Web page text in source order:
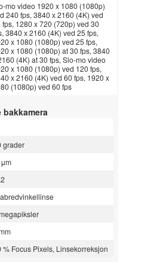
mo video 1920 x 1080 (1080p)
240 fps, 3840 x 2160 (4K) ved
fps, 1280 x 720 (720p) ved 30
3840 x 2160 (4K) ved 25 fps,
x 1080 (1080p) ved 25 fps,
x 1080 (1080p) at 30 fps, 3840
(4K) at 30 fps, Slo-mo video
x 1080 (1080p) ved 120 fps,
x 2160 (4K) ved 60 fps, 1920 x
(1080p) ved 60 fps
bakkamera
grader
% Focus Pixels, Linsekorreksjon